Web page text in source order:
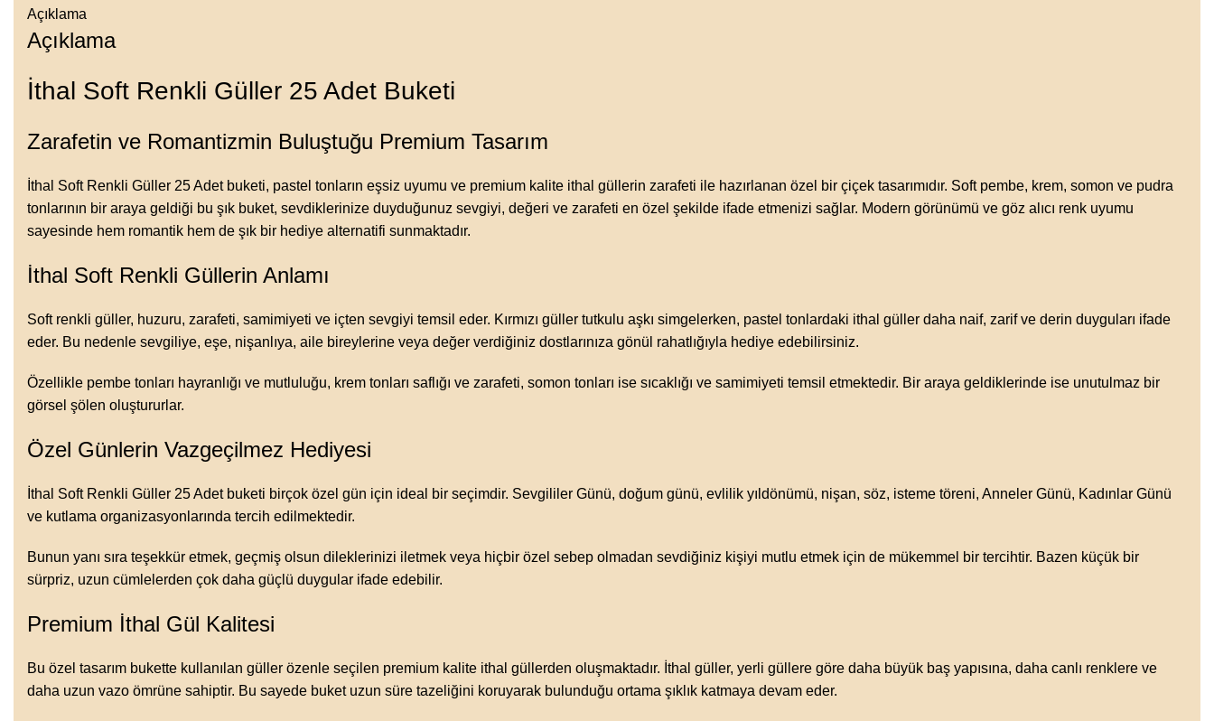
Açıklama
Açıklama
İthal Soft Renkli Güller 25 Adet Buketi
Zarafetin ve Romantizmin Buluştuğu Premium Tasarım
İthal Soft Renkli Güller 25 Adet buketi, pastel tonların eşsiz uyumu ve premium kalite ithal güllerin zarafeti ile hazırlanan özel bir çiçek tasarımıdır. Soft pembe, krem, somon ve pudra
tonlarının bir araya geldiği bu şık buket, sevdiklerinize duyduğunuz sevgiyi, değeri ve zarafeti en özel şekilde ifade etmenizi sağlar. Modern görünümü ve göz alıcı renk uyumu
sayesinde hem romantik hem de şık bir hediye alternatifi sunmaktadır.
İthal Soft Renkli Güllerin Anlamı
Soft renkli güller, huzuru, zarafeti, samimiyeti ve içten sevgiyi temsil eder. Kırmızı güller tutkulu aşkı simgelerken, pastel tonlardaki ithal güller daha naif, zarif ve derin duyguları ifade
eder. Bu nedenle sevgiliye, eşe, nişanlıya, aile bireylerine veya değer verdiğiniz dostlarınıza gönül rahatlığıyla hediye edebilirsiniz.
Özellikle pembe tonları hayranlığı ve mutluluğu, krem tonları saflığı ve zarafeti, somon tonları ise sıcaklığı ve samimiyeti temsil etmektedir. Bir araya geldiklerinde ise unutulmaz bir
görsel şölen oluştururlar.
Özel Günlerin Vazgeçilmez Hediyesi
İthal Soft Renkli Güller 25 Adet buketi birçok özel gün için ideal bir seçimdir. Sevgililer Günü, doğum günü, evlilik yıldönümü, nişan, söz, isteme töreni, Anneler Günü, Kadınlar Günü
ve kutlama organizasyonlarında tercih edilmektedir.
Bunun yanı sıra teşekkür etmek, geçmiş olsun dileklerinizi iletmek veya hiçbir özel sebep olmadan sevdiğiniz kişiyi mutlu etmek için de mükemmel bir tercihtir. Bazen küçük bir
sürpriz, uzun cümlelerden çok daha güçlü duygular ifade edebilir.
Premium İthal Gül Kalitesi
Bu özel tasarım bukette kullanılan güller özenle seçilen premium kalite ithal güllerden oluşmaktadır. İthal güller, yerli güllere göre daha büyük baş yapısına, daha canlı renklere ve
daha uzun vazo ömrüne sahiptir. Bu sayede buket uzun süre tazeliğini koruyarak bulunduğu ortama şıklık katmaya devam eder.